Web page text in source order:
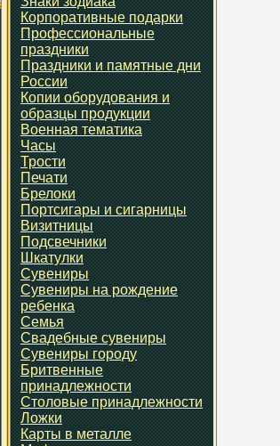
Корпоративные подарки
Профессиональные
праздники
Праздники и памятные дни
России
Копии оборудования и
образцы продукции
Военная тематика
Часы
Трости
Печати
Брелоки
Портсигары и сигарницы
Визитницы
Подсвечники
Шкатулки
Сувениры
Сувениры на рождение
ребенка
Семья
Свадебные сувениры
Сувениры городу
Бритвенные
принадлежности
Столовые принадлежности
Ложки
Карты в металле